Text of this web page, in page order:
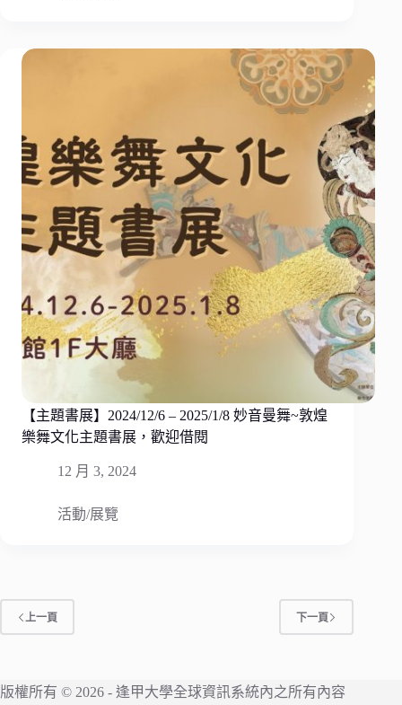
【主題書展】2024/12/6 – 2025/1/8 妙音曼舞~敦煌
樂舞文化主題書展，歡迎借閱
12 月 3, 2024
活動/展覽
上一頁 下一頁
版權所有 © 2026 - 逢甲大學全球資訊系統內之所有內容